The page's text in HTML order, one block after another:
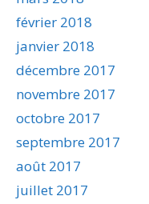
février 2018
janvier 2018
décembre 2017
novembre 2017
octobre 2017
septembre 2017
août 2017
juillet 2017